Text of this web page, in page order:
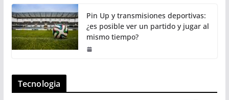
Pin Up y transmisiones deportivas:
¿es posible ver un partido y jugar al
mismo tiempo?
Tecnologia